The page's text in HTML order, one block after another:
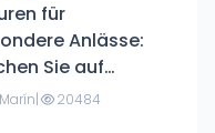
für
Anlässe:
Sie auf
Partys
| 20484